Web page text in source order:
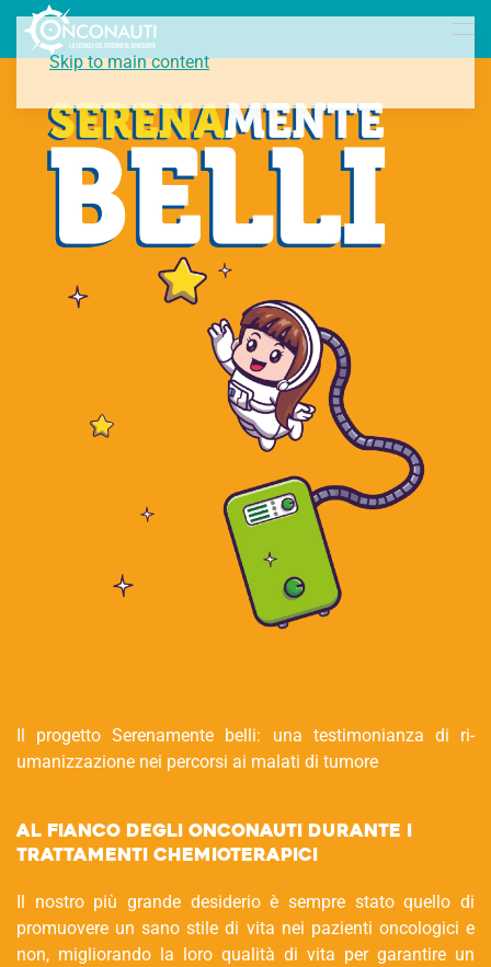
Skip to main content
Il progetto Serenamente belli: una testimonianza di ri-
umanizzazione nei percorsi ai malati di tumore
Al fianco degli Onconauti durante i
trattamenti chemioterapici
Il nostro più grande desiderio è sempre stato quello di
promuovere un sano stile di vita nei pazienti oncologici e
non, migliorando la loro qualità di vita per garantire un